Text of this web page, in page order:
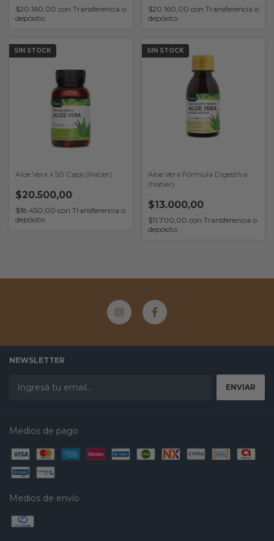
$20.160,00 con Transferencia o
depósito
$20.160,00 con Transferencia o
depósito
SIN STOCK
Aloe Vera x 50 Caps (Natier)
$20.500,00
$18.450,00 con Transferencia o
depósito
SIN STOCK
Aloe Vera Fórmula Digestiva
(Natier)
$13.000,00
$11.700,00 con Transferencia o
depósito
NEWSLETTER
Medios de pago
Medios de envío